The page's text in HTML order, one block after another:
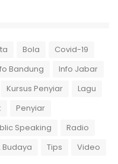
Bola
Covid-19
Bandung
Info Jabar
Kursus Penyiar
Lagu
Penyiar
Speaking
Radio
Budaya Tips Video